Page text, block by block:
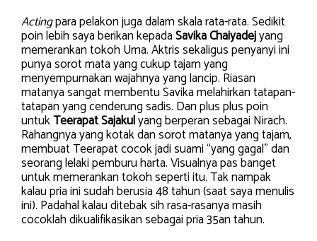
Actingpara pelakon juga dalam skala rata-rata. Sedikit
poin lebih saya berikan kepadaSavika Chaiyadejyang
memerankan tokoh Uma. Aktris sekaligus penyanyi ini
punya sorot mata yang cukup tajam yang
menyempurnakan wajahnya yang lancip. Riasan
matanya sangat membentu Savika melahirkan tatapan-
tatapan yang cenderung sadis. Dan plus plus poin
untukTeerapat Sajakulyang berperan sebagai Nirach.
Rahangnya yang kotak dan sorot matanya yang tajam,
membuat Teerapat cocok jadi suami “yang gagal” dan
seorang lelaki pemburu harta. Visualnya pas banget
untuk memerankan tokoh seperti itu. Tak nampak
kalau pria ini sudah berusia 48 tahun (saat saya menulis
ini). Padahal kalau ditebak sih rasa-rasanya masih
cocoklah dikualifikasikan sebagai pria 35an tahun.